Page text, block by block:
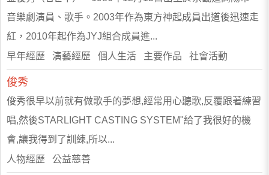
音樂劇演員、歌手。2003年作為東方神起成員出道後迅速走
紅，2010年起作為JYJ組合成員進...
早年經歷 演藝經歷 個人生活 主要作品 社會活動
俊秀
俊秀很早以前就有做歌手的夢想,經常用心聽歌,反覆跟著練習
唱,然後STARLIGHT CASTING SYSTEM"給了我很好的機
會,讓我得到了訓練,所以...
人物經歷 公益慈善